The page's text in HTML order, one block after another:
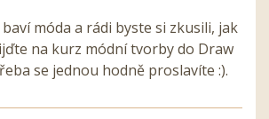
móda a rádi byste si zkusili, jak
na kurz módní tvorby do Draw
se jednou hodně proslavíte :).